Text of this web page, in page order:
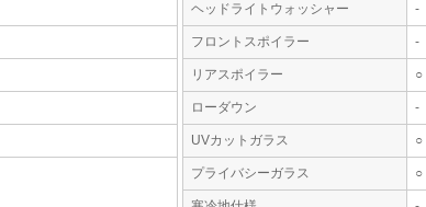
ヘッドライトウォッシャー -
フロントスポイラー -
リアスポイラー ○
ローダウン -
UVカットガラス ○
プライバシーガラス ○